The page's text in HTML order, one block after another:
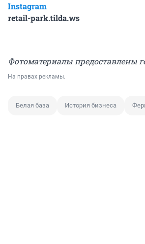
Instagram
retail-park.tilda.ws
Фотоматериалы предоставлены
На правах рекламы.
Белая база История бизнеса